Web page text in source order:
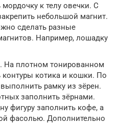
к телу овечки. С
небольшой магнит.
сделать разные
Например, лошадку
На плотном тонированном
контуры котика и кошки. По
рамку из зёрен.
заполнить зёрнами.
фигуру заполнить кофе, а
фасолью. Дополнительно